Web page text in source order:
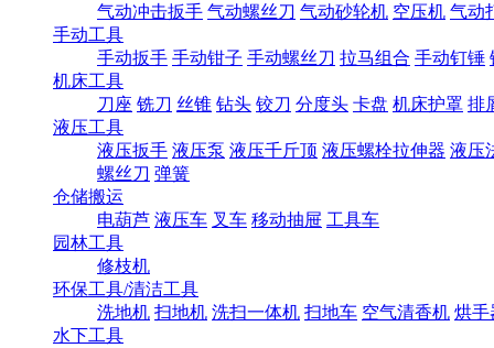
气动冲击扳手 气动螺丝刀 气动砂轮机 空压机 气动
手动工具
手动扳手 手动钳子 手动螺丝刀 拉马组合 手动钉锤
机床工具
刀座 铣刀 丝锥 钻头 铰刀 分度头 卡盘 机床护罩 排
液压工具
液压扳手 液压泵 液压千斤顶 液压螺栓拉伸器 液压
螺丝刀 弹簧
仓储搬运
电葫芦 液压车 叉车 移动抽屉 工具车
园林工具
修枝机
环保工具/清洁工具
洗地机 扫地机 洗扫一体机 扫地车 空气清香机 烘手
水下工具